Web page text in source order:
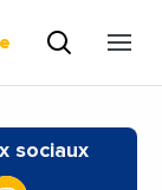
sociaux